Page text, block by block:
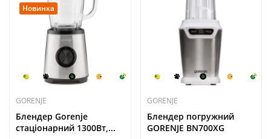
Новинка
GORENJE
Блендер Gorenje
стаціонарний 1300Вт,...
GORENJE
Блендер погружний
GORENJE BN700XG